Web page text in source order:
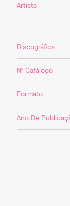
Artista
Discográfica
Nº Catálogo
Formato
Ano De